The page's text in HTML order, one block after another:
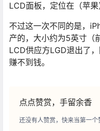
LCD面板，定位在（苹果
不过这一次不同的是，
产的，大小约为5英寸（
LCD供应方LGD退出了
赚不到钱。
点点赞赏，手留余香
还没有人赞赏，快来当第一个